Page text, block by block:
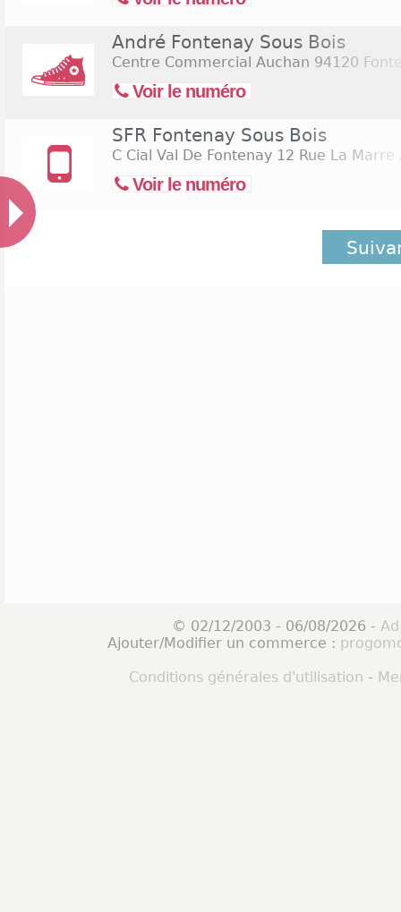
André Fontenay Sous Bois
Centre Commercial Auchan 94120
Voir le numéro
SFR Fontenay Sous Bois
C Cial Val De Fontenay 12 Rue La Marre
Voir le numéro
© 02/12/2003 - 06/08/2026 -
Ajouter/Modifier un commerce :
Conditions générales d'utilisation -